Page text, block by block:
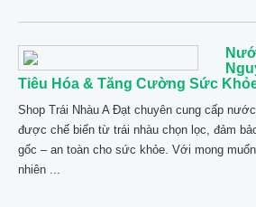
Tiêu Hóa & Tăng Cường Sức
Shop Trái Nhàu A Đạt chuyên cung cấp
được chế biến từ trái nhàu chọn lọc, đảm
gốc – an toàn cho sức khỏe. Với mong
nhiên ...